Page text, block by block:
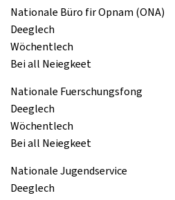
Nationale Büro fir Opnam (ONA)
Deeglech
Wöchentlech
Bei all Neiegkeet
Nationale Fuerschungsfong
Deeglech
Wöchentlech
Bei all Neiegkeet
Nationale Jugendservice
Deeglech